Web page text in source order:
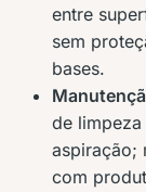
entre
sem
bases.
de
aspiração;
com